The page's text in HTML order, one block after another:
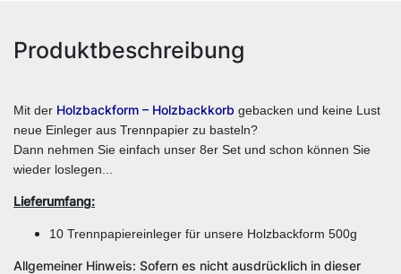
Produktbeschreibung
Mit der Holzbackform – Holzbackkorb gebacken und keine Lust
neue Einleger aus Trennpapier zu basteln?
Dann nehmen Sie einfach unser 8er Set und schon können Sie
wieder loslegen...
Lieferumfang:
10 Trennpapiereinleger für unsere Holzbackform 500g
Allgemeiner Hinweis: Sofern es nicht ausdrücklich in dieser